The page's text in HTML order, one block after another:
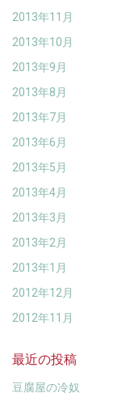
2013年11月
2013年10月
2013年9月
2013年8月
2013年7月
2013年6月
2013年5月
2013年4月
2013年3月
2013年2月
2013年1月
2012年12月
2012年11月
最近の投稿
豆腐屋の冷奴